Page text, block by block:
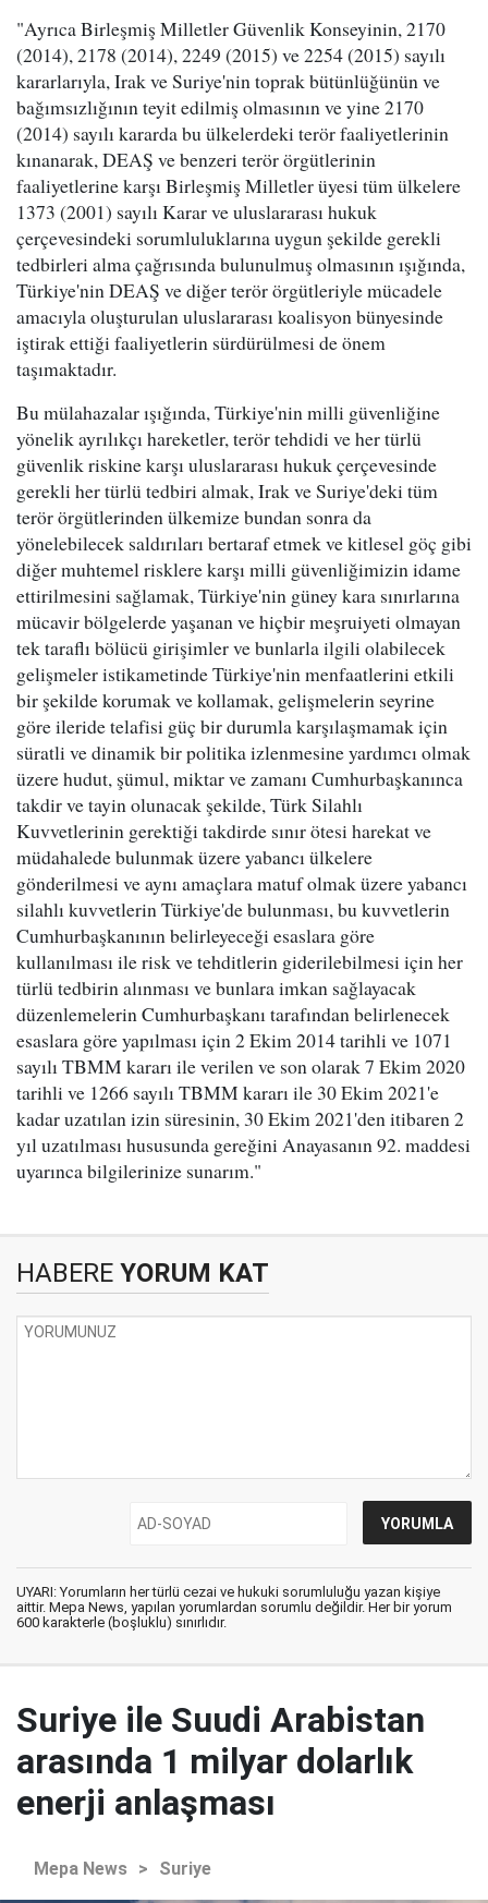
"Ayrıca Birleşmiş Milletler Güvenlik Konseyinin, 2170
(2014), 2178 (2014), 2249 (2015) ve 2254 (2015) sayılı
kararlarıyla, Irak ve Suriye'nin toprak bütünlüğünün ve
bağımsızlığının teyit edilmiş olmasının ve yine 2170
(2014) sayılı kararda bu ülkelerdeki terör faaliyetlerinin
kınanarak, DEAŞ ve benzeri terör örgütlerinin
faaliyetlerine karşı Birleşmiş Milletler üyesi tüm ülkelere
1373 (2001) sayılı Karar ve uluslararası hukuk
çerçevesindeki sorumluluklarına uygun şekilde gerekli
tedbirleri alma çağrısında bulunulmuş olmasının ışığında,
Türkiye'nin DEAŞ ve diğer terör örgütleriyle mücadele
amacıyla oluşturulan uluslararası koalisyon bünyesinde
iştirak ettiği faaliyetlerin sürdürülmesi de önem
taşımaktadır.
Bu mülahazalar ışığında, Türkiye'nin milli güvenliğine
yönelik ayrılıkçı hareketler, terör tehdidi ve her türlü
güvenlik riskine karşı uluslararası hukuk çerçevesinde
gerekli her türlü tedbiri almak, Irak ve Suriye'deki tüm
terör örgütlerinden ülkemize bundan sonra da
yönelebilecek saldırıları bertaraf etmek ve kitlesel göç gibi
diğer muhtemel risklere karşı milli güvenliğimizin idame
ettirilmesini sağlamak, Türkiye'nin güney kara sınırlarına
mücavir bölgelerde yaşanan ve hiçbir meşruiyeti olmayan
tek taraflı bölücü girişimler ve bunlarla ilgili olabilecek
gelişmeler istikametinde Türkiye'nin menfaatlerini etkili
bir şekilde korumak ve kollamak, gelişmelerin seyrine
göre ileride telafisi güç bir durumla karşılaşmamak için
süratli ve dinamik bir politika izlenmesine yardımcı olmak
üzere hudut, şümul, miktar ve zamanı Cumhurbaşkanınca
takdir ve tayin olunacak şekilde, Türk Silahlı
Kuvvetlerinin gerektiği takdirde sınır ötesi harekat ve
müdahalede bulunmak üzere yabancı ülkelere
gönderilmesi ve aynı amaçlara matuf olmak üzere yabancı
silahlı kuvvetlerin Türkiye'de bulunması, bu kuvvetlerin
Cumhurbaşkanının belirleyeceği esaslara göre
kullanılması ile risk ve tehditlerin giderilebilmesi için her
türlü tedbirin alınması ve bunlara imkan sağlayacak
düzenlemelerin Cumhurbaşkanı tarafından belirlenecek
esaslara göre yapılması için 2 Ekim 2014 tarihli ve 1071
sayılı TBMM kararı ile verilen ve son olarak 7 Ekim 2020
tarihli ve 1266 sayılı TBMM kararı ile 30 Ekim 2021'e
kadar uzatılan izin süresinin, 30 Ekim 2021'den itibaren 2
yıl uzatılması hususunda gereğini Anayasanın 92. maddesi
uyarınca bilgilerinize sunarım."
HABERE YORUM KAT
UYARI: Yorumların her türlü cezai ve hukuki sorumluluğu yazan kişiye
aittir. Mepa News, yapılan yorumlardan sorumlu değildir. Her bir yorum
600 karakterle (boşluklu) sınırlıdır.
Suriye ile Suudi Arabistan
arasında 1 milyar dolarlık
enerji anlaşması
Mepa News > Suriye